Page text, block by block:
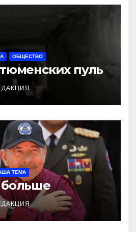
ОБЩЕСТВО
пуль
ТЕМА
больше